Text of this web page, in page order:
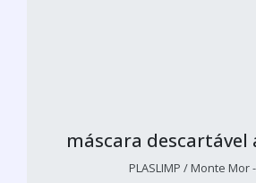
máscara descartável
PLASLIMP / Monte Mor